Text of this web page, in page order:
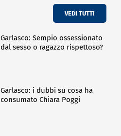
VEDI TUTTI
Garlasco: Sempio ossessionato
dal sesso o ragazzo rispettoso?
Garlasco: i dubbi su cosa ha
consumato Chiara Poggi